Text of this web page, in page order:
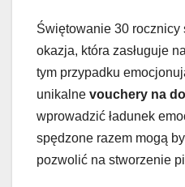
Świętowanie 30 rocznicy
okazja, która zasługuje
tym przypadku
unikalne vouchery na
wprowadzić ładunek
spędzone razem mogą
pozwolić na stworzenie